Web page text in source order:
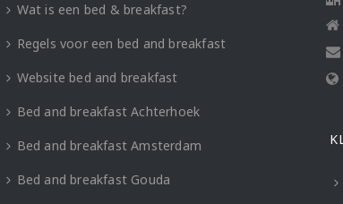
Wat is een bed & breakfast?
Regels voor een bed and breakfast
Website bed and breakfast
Bed and breakfast Achterhoek
Bed and breakfast Amsterdam
Bed and breakfast Gouda